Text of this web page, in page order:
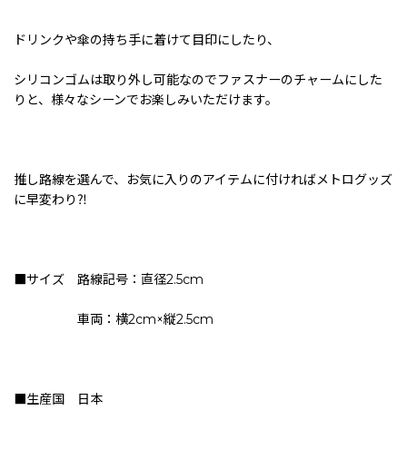
ドリンクや傘の持ち手に着けて目印にしたり、
シリコンゴムは取り外し可能なのでファスナーのチャームにした
りと、様々なシーンでお楽しみいただけます。
推し路線を選んで、お気に入りのアイテムに付ければメトログッズ
に早変わり⁈
■サイズ 路線記号：直径2.5cm
車両：横2cm×縦2.5cm
■生産国 日本